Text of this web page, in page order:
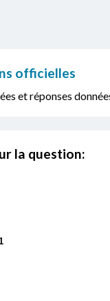
officielles
et réponses
la question: